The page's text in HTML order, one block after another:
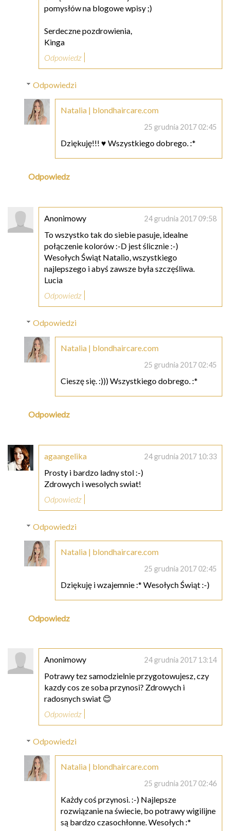
pomysłów na blogowe wpisy ;)
Serdeczne pozdrowienia,
Kinga
Odpowiedz
Odpowiedzi
Natalia | blondhaircare.com
25 grudnia 2017 02:45
Dziękuję!!! ♥ Wszystkiego dobrego. :*
Odpowiedz
Anonimowy 24 grudnia 2017 09:58
To wszystko tak do siebie pasuje, idealne
połączenie kolorów :-D jest ślicznie :-)
Wesołych Świąt Natalio, wszystkiego
najlepszego i abyś zawsze była szczęśliwa.
Lucia
Odpowiedz
Odpowiedzi
Natalia | blondhaircare.com
25 grudnia 2017 02:45
Cieszę się. :))) Wszystkiego dobrego. :*
Odpowiedz
agaangelika 24 grudnia 2017 10:33
Prosty i bardzo ladny stol :-)
Zdrowych i wesolych swiat!
Odpowiedz
Odpowiedzi
Natalia | blondhaircare.com
25 grudnia 2017 02:45
Dziękuję i wzajemnie :* Wesołych Świąt :-)
Odpowiedz
Anonimowy 24 grudnia 2017 13:14
Potrawy tez samodzielnie przygotowujesz, czy
kazdy cos ze soba przynosi? Zdrowych i
radosnych swiat 😊
Odpowiedz
Odpowiedzi
Natalia | blondhaircare.com
25 grudnia 2017 02:46
Każdy coś przynosi. :-) Najlepsze
rozwiązanie na świecie, bo potrawy wigilijne
są bardzo czasochłonne. Wesołych :*